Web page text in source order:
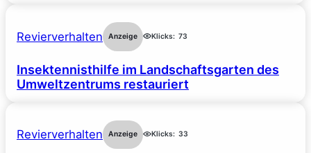
Revierverhalten Anzeige Klicks: 73
Insektennisthilfe im Landschaftsgarten des
Umweltzentrums restauriert
Revierverhalten Anzeige Klicks: 33